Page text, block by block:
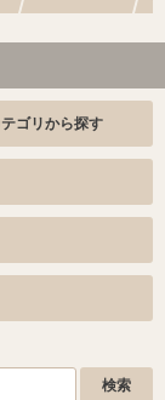
ゴリから探す